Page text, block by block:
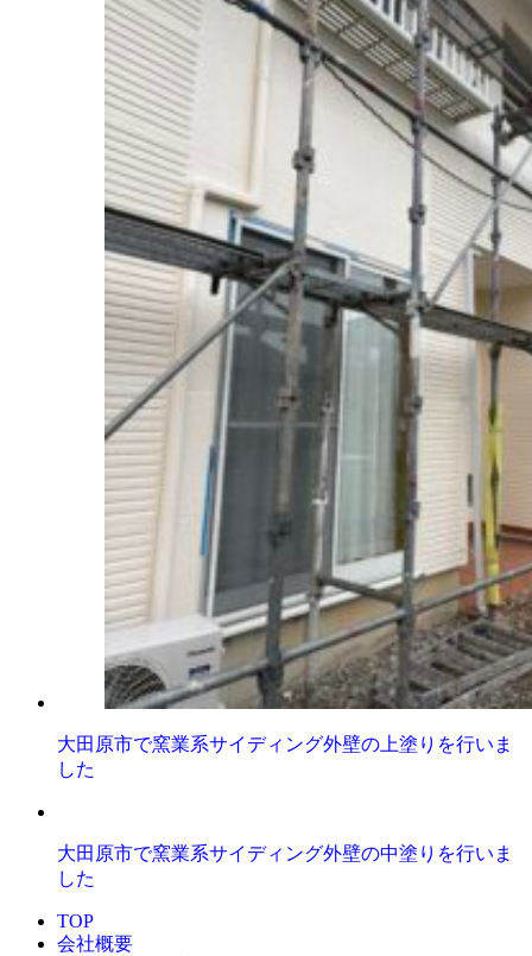
大田原市で窯業系サイディング外壁の上塗りを行いま
した
大田原市で窯業系サイディング外壁の中塗りを行いま
した
TOP
会社概要